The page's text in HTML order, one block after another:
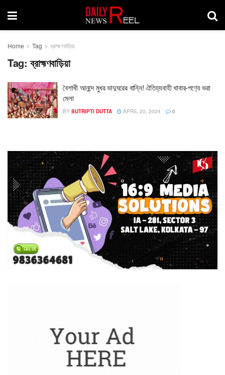
Home Tag ব্রাহ্মণবাড়িয়া
Tag:ব্রাহ্মণবাড়িয়া
বৈশাখী আনন্দে মুখর ভাদুঘরের বান্নি! ঐতিহ্যবাহী খাবার-পণ‍্যে ভরা
মেলা
BY SUTRIPTI DUTTA APRIL 20, 2024 0